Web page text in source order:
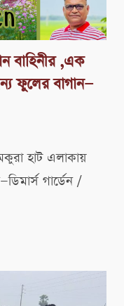
বাহিনীর ,এক
ফুলের বাগান—
হাট এলাকায়
গার্ডেন /